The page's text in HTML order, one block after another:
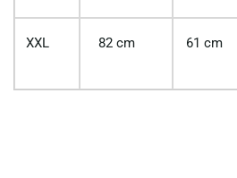
XXL 82 cm 61 cm